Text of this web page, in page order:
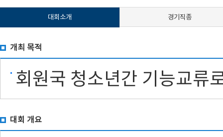
대회소개 경기직종
개최 목적
회원국 청소년간 기능교류
대회 개요